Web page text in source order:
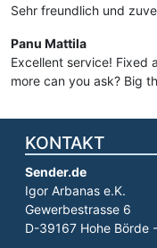
Sehr freundlich und
Panu Mattila
Excellent service! Fixed
more can you ask? Big
KONTAKT
Sender.de
Igor Arbanas e.K.
Gewerbestrasse 6
D-39167 Hohe Börde